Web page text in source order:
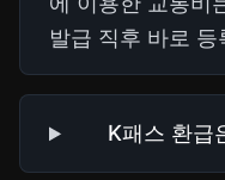
발급 직후 바로
K패스 환급